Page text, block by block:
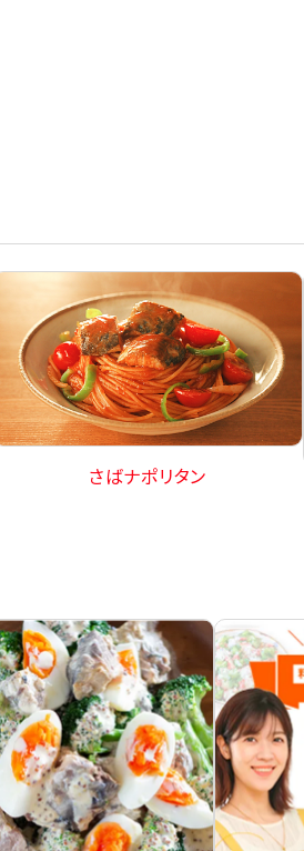
さばナポリタン